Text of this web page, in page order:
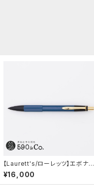
【Laurett's/ローレッツ】エボナイ
トシャープペンシル (藍)
¥16,000